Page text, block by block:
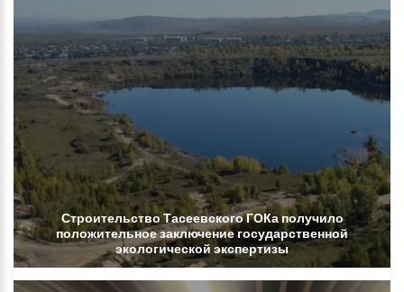
СтроительствоТасеевскогоГОКаполучило
положительноезаключениегосударственной
экологической экспертизы